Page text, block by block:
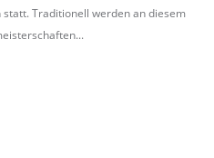
Traditionell werden an diesem